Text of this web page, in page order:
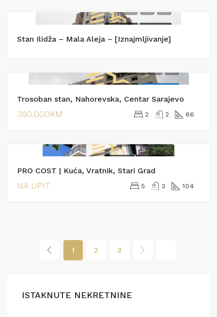
Stan Ilidža – Mala Aleja – [Iznajmljivanje]
Trosoban stan, Nahorevska, Centar Sarajevo
380.000KM 2 2 66
PRO COST | Kuća, Vratnik, Stari Grad
NA UPIT 5 3 104
1 2 3
ISTAKNUTE NEKRETNINE